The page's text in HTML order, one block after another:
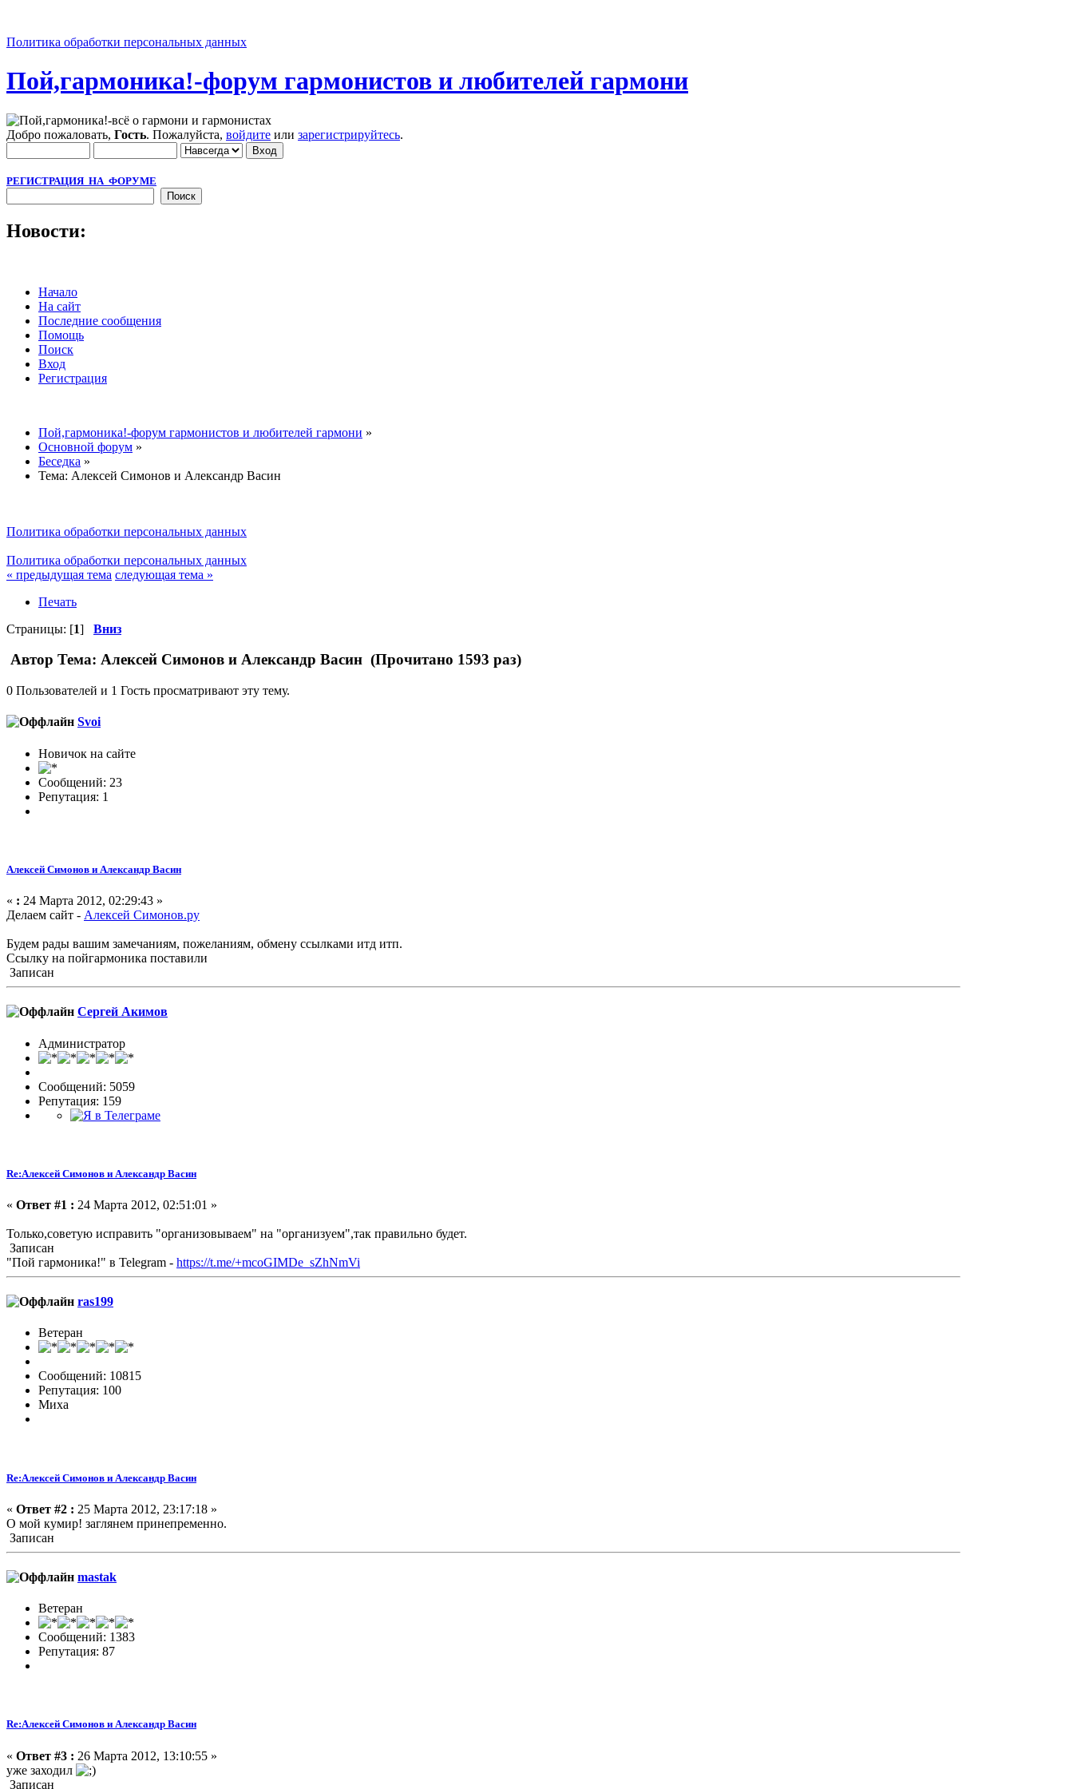
Политика обработки персональных данных
Пой,гармоника!-форум гармонистов и любителей гармони
Добро пожаловать, Гость. Пожалуйста, войдите или зарегистрируйтесь.
РЕГИСТРАЦИЯ НА ФОРУМЕ
Новости:
Начало
На сайт
Последние сообщения
Помощь
Поиск
Вход
Регистрация
Пой,гармоника!-форум гармонистов и любителей гармони »
Основной форум »
Беседка »
Тема: Алексей Симонов и Александр Васин
Политика обработки персональных данных
Политика обработки персональных данных
« предыдущая тема следующая тема »
Печать
Страницы: [1] Вниз
Автор Тема: Алексей Симонов и Александр Васин (Прочитано 1593 раз)
0 Пользователей и 1 Гость просматривают эту тему.
Svoi
Новичок на сайте
Сообщений: 23
Репутация: 1
Алексей Симонов и Александр Васин
« : 24 Марта 2012, 02:29:43 »
Делаем сайт - Алексей Симонов.ру
Будем рады вашим замечаниям, пожеланиям, обмену ссылками итд итп.
Ссылку на пойгармоника поставили
Записан
Сергей Акимов
Администратор
Сообщений: 5059
Репутация: 159
Re:Алексей Симонов и Александр Васин
« Ответ #1 : 24 Марта 2012, 02:51:01 »
Только,советую исправить "организовываем" на "организуем",так правильно будет.
Записан
"Пой гармоника!" в Telegram - https://t.me/+mcoGIMDe_sZhNmVi
ras199
Ветеран
Сообщений: 10815
Репутация: 100
Миха
Re:Алексей Симонов и Александр Васин
« Ответ #2 : 25 Марта 2012, 23:17:18 »
О мой кумир! заглянем принепременно.
Записан
mastak
Ветеран
Сообщений: 1383
Репутация: 87
Re:Алексей Симонов и Александр Васин
« Ответ #3 : 26 Марта 2012, 13:10:55 »
уже заходил
Записан